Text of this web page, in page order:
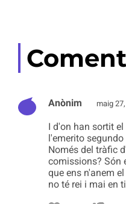
Anònim maig
I d'on han sortit
l'emerito
Només del tràfic
comissions? Són
que ens n'anem
no té rei i mai en